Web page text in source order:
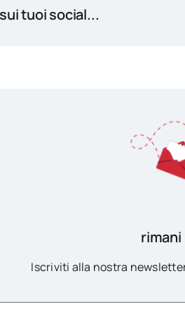
tuoi social...
Iscriviti alla nostra